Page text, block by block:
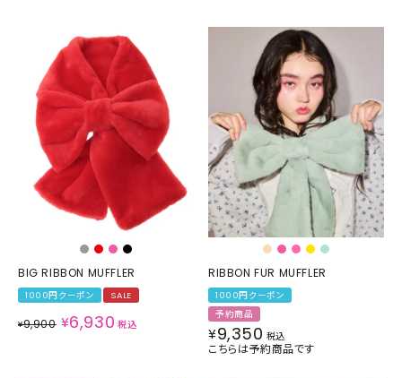
BIG RIBBON MUFFLER
1000円クーポン SALE
¥9,900 ¥6,930 税込
RIBBON FUR MUFFLER
1000円クーポン
予約商品
¥9,350 税込
こちらは予約商品です